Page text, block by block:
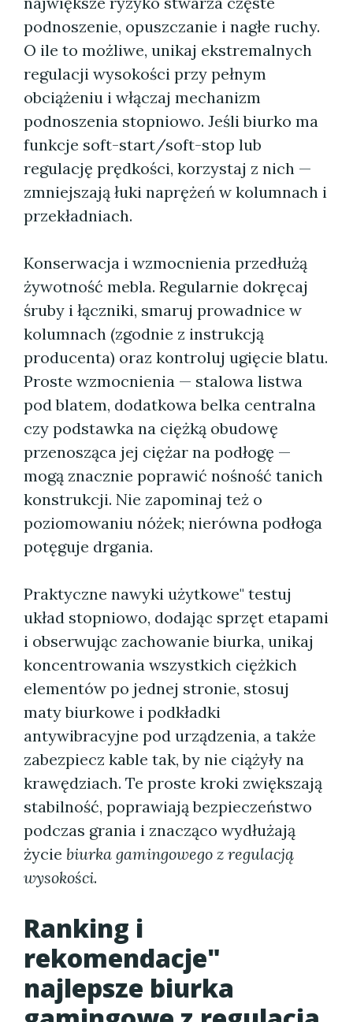
podnoszenie, opuszczanie i nagłe ruchy.
O ile to możliwe, unikaj ekstremalnych
regulacji wysokości przy pełnym
obciążeniu i włączaj mechanizm
podnoszenia stopniowo. Jeśli biurko ma
funkcje soft-start/soft-stop lub
regulację prędkości, korzystaj z nich —
zmniejszają łuki naprężeń w kolumnach i
przekładniach.
Konserwacja i wzmocnienia przedłużą
żywotność mebla. Regularnie dokręcaj
śruby i łączniki, smaruj prowadnice w
kolumnach (zgodnie z instrukcją
producenta) oraz kontroluj ugięcie blatu.
Proste wzmocnienia — stalowa listwa
pod blatem, dodatkowa belka centralna
czy podstawka na ciężką obudowę
przenosząca jej ciężar na podłogę —
mogą znacznie poprawić nośność tanich
konstrukcji. Nie zapominaj też o
poziomowaniu nóżek; nierówna podłoga
potęguje drgania.
Praktyczne nawyki użytkowe" testuj
układ stopniowo, dodając sprzęt etapami
i obserwując zachowanie biurka, unikaj
koncentrowania wszystkich ciężkich
elementów po jednej stronie, stosuj
maty biurkowe i podkładki
antywibracyjne pod urządzenia, a także
zabezpiecz kable tak, by nie ciążyły na
krawędziach. Te proste kroki zwiększają
stabilność, poprawiają bezpieczeństwo
podczas grania i znacząco wydłużają
życie biurka gamingowego z regulacją
wysokości.
Ranking i
rekomendacje"
najlepsze biurka